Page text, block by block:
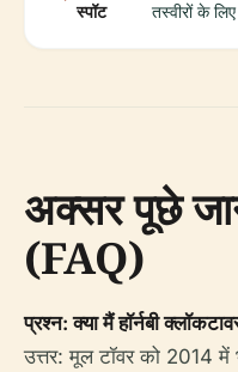
स्पॉट
तस्वीरों के
अक्सर पूछे
(FAQ)
प्रश्न: क्या मैं हॉर्नबी
उत्तर: मूल टॉवर को 2014